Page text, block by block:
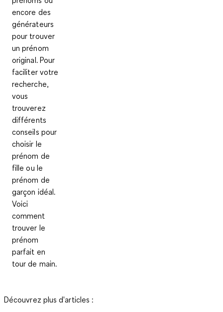
encore des
générateurs
pour trouver
un prénom
original. Pour
faciliter votre
recherche,
vous
trouverez
différents
conseils pour
choisir le
prénom de
fille ou le
prénom de
garçon idéal.
Voici
comment
trouver le
prénom
parfait en
tour de main.
Découvrez plus d'articles :